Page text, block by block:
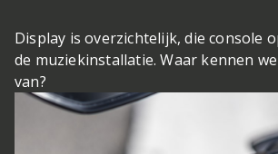
Display is overzichtelijk, die console
de muziekinstallatie. Waar kennen
van?